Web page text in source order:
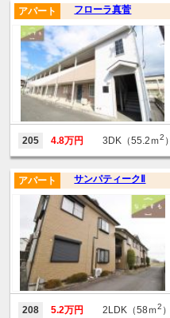
フローラ真菅
アパート
205 4.8万円 3DK（55.2ｍ2 ）
サンパティークⅡ
アパート
208 5.2万円 2LDK（58ｍ2 ）